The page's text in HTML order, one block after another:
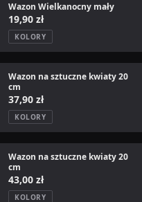
Wazon Wielkanocny mały
19,90 zł
KOLORY
Wazon na sztuczne kwiaty 20
cm
37,90 zł
KOLORY
Wazon na sztuczne kwiaty 20
cm
43,00 zł
KOLORY